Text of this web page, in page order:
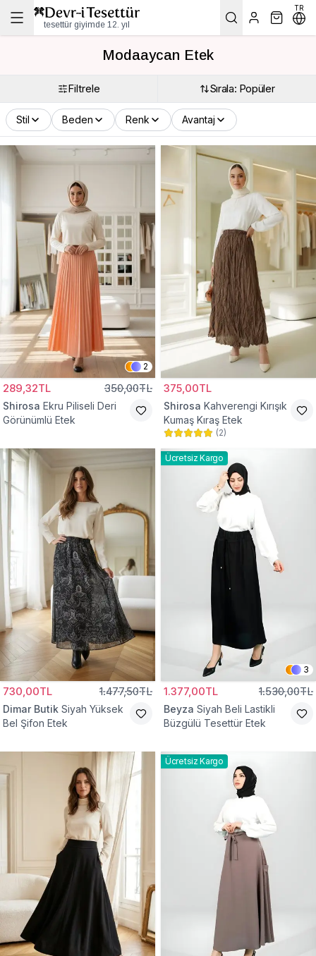
tesettür giyimde 12. yıl
TR
Modaaycan Etek
Filtrele Sırala: Popüler
Stil Beden Renk Avantaj
2
289,32TL 350,00TL
Shirosa Ekru Piliseli Deri
Görünümlü Etek
375,00TL
Shirosa Kahverengi Kırışık
Kumaş Kıraş Etek
(2)
730,00TL 1.477,50TL
Dimar Butik Siyah Yüksek
Bel Şifon Etek
Ücretsiz Kargo
3
1.377,00TL 1.530,00TL
Beyza Siyah Beli Lastikli
Büzgülü Tesettür Etek
Ücretsiz Kargo